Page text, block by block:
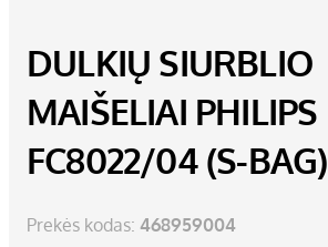
DULKIŲ SIURBLIO
MAIŠELIAI PHILIPS
FC8022/04 (S-BAG)
Prekės kodas: 468959004